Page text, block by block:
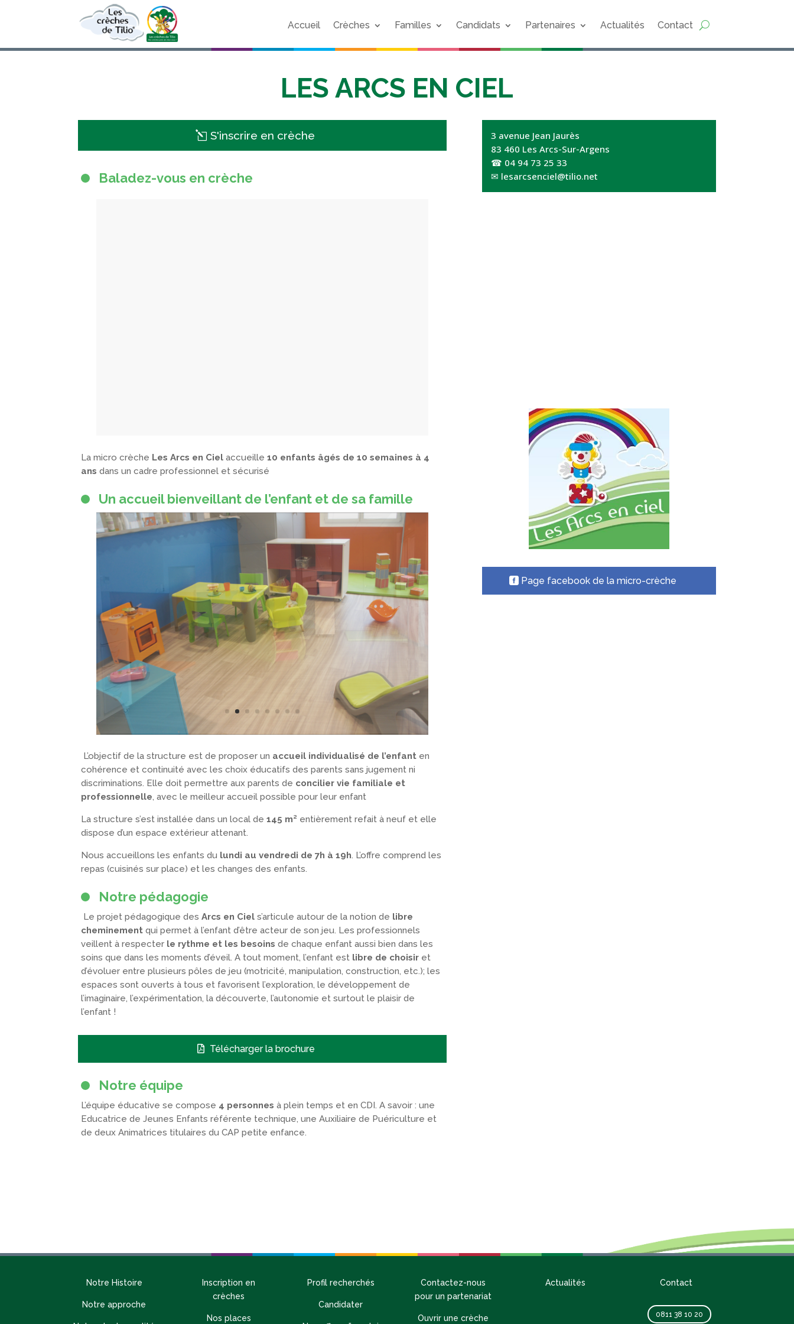
Accueil Crèches Familles Candidats Partenaires Actualités Contact
LES ARCS EN CIEL
S'inscrire en crèche
Baladez-vous en crèche
La micro crèche Les Arcs en Ciel accueille 10 enfants âgés de 10 semaines à 4
ans dans un cadre professionnel et sécurisé
Un accueil bienveillant de l’enfant et de sa famille
L’objectif de la structure est de proposer un accueil individualisé de l’enfant en
cohérence et continuité avec les choix éducatifs des parents sans jugement ni
discriminations. Elle doit permettre aux parents de concilier vie familiale et
professionnelle , avec le meilleur accueil possible pour leur enfant
La structure s’est installée dans un local de 145 m² entièrement refait à neuf et elle
dispose d’un espace extérieur attenant.
Nous accueillons les enfants du lundi au vendredi de 7h à 19h . L’offre comprend les
repas (cuisinés sur place) et les changes des enfants.
Notre pédagogie
Le projet pédagogique des Arcs en Ciel s’articule autour de la notion de libre
cheminement qui permet à l’enfant d’être acteur de son jeu. Les professionnels
veillent à respecter le rythme et les besoins de chaque enfant aussi bien dans les
soins que dans les moments d’éveil. A tout moment, l’enfant est libre de choisir et
d’évoluer entre plusieurs pôles de jeu (motricité, manipulation, construction, etc.); les
espaces sont ouverts à tous et favorisent l’exploration, le développement de
l’imaginaire, l’expérimentation, la découverte, l’autonomie et surtout le plaisir de
l’enfant !
Télécharger la brochure
Notre équipe
L’équipe éducative se compose 4 personnes à plein temps et en CDI. A savoir : une
Educatrice de Jeunes Enfants référente technique, une Auxiliaire de Puériculture et
de deux Animatrices titulaires du CAP petite enfance.
3 avenue Jean Jaurès
83 460 Les Arcs-Sur-Argens
☎ 04 94 73 25 33
✉ lesarcsenciel@tilio.net
Page facebook de la micro-crèche
Notre Histoire
Notre approche
Inscription en
crèches
Nos places
Profil recherchés
Candidater
Contactez-nous
pour un partenariat
Ouvrir une crèche
Actualités Contact
0811 38 10 20